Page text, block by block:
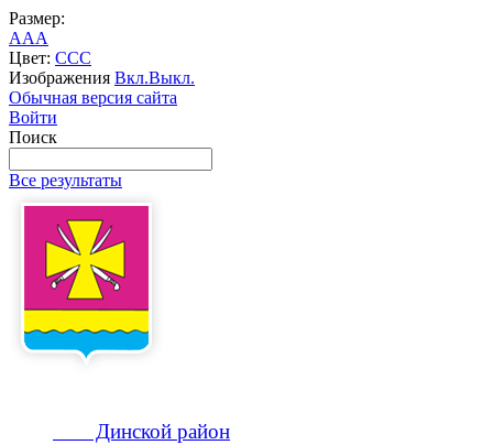
Размер:
AAA
Цвет: CCC
Изображения Вкл.Выкл.
Обычная версия сайта
Войти
Поиск
Все результаты
Динской район